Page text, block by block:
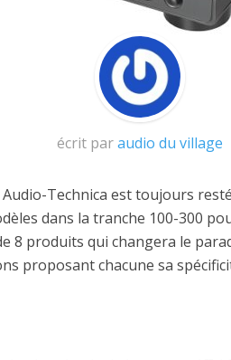
écrit paraudio du village
Technica est toujours
dans la tranche 100-300
8 produits qui changera le
proposant chacune sa